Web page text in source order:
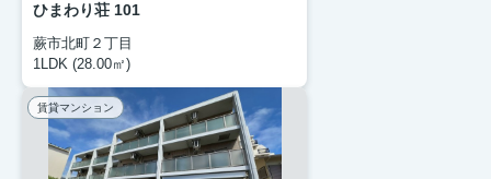
ひまわり荘 101
蕨市北町２丁目
1LDK (28.00㎡)
賃貸マンション